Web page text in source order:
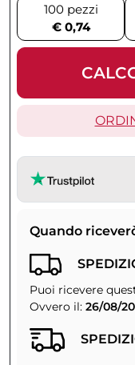
100 pezzi
€ 0,74
Quando
Puoi ricevere
Ovvero il: 26/08/